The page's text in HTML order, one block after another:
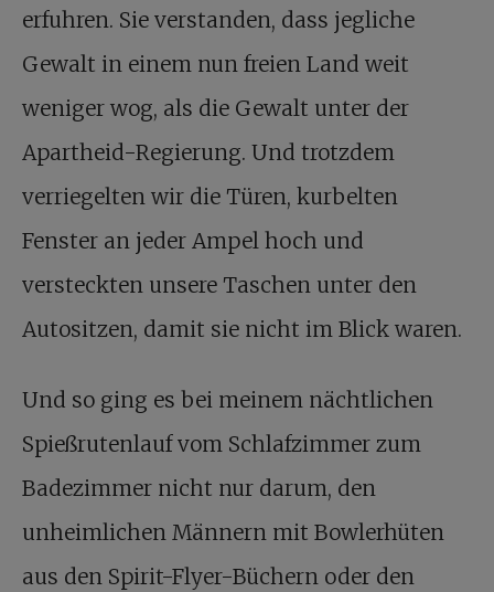
erfuhren. Sie verstanden, dass jegliche
Gewalt in einem nun freien Land weit
weniger wog, als die Gewalt unter der
Apartheid-Regierung. Und trotzdem
verriegelten wir die Türen, kurbelten
Fenster an jeder Ampel hoch und
versteckten unsere Taschen unter den
Autositzen, damit sie nicht im Blick waren.
Und so ging es bei meinem nächtlichen
Spießrutenlauf vom Schlafzimmer zum
Badezimmer nicht nur darum, den
unheimlichen Männern mit Bowlerhüten
aus den Spirit-Flyer-Büchern oder den